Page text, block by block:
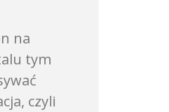
na
tym
czyli